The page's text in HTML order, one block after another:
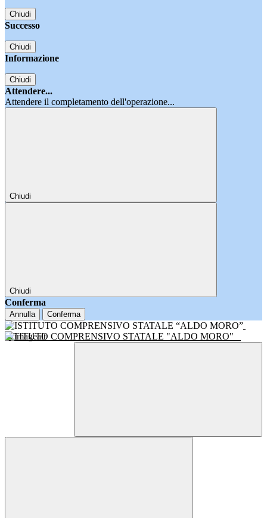
Chiudi
Successo
Chiudi
Informazione
Chiudi
Attendere...
Attendere il completamento dell'operazione...
Chiudi
Chiudi
Conferma
Annulla Conferma
ISTITUTO COMPRENSIVO STATALE "ALDO MORO"